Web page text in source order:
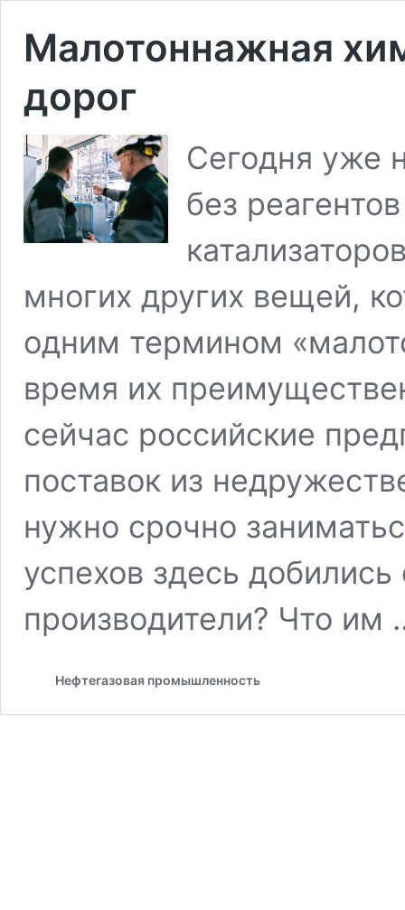
Малотоннажная
дорог
Сегодня уже
без
многих других вещей,
одним термином
время их
сейчас российские
поставок из
нужно срочно
успехов здесь
производители? Что
Нефтегазовая промышленность